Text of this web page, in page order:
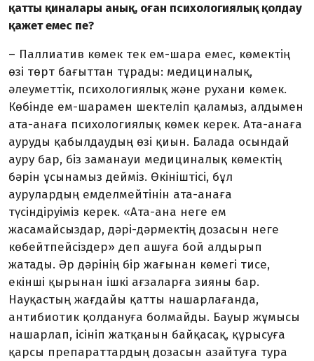
қатты қиналары анық, оған психологиялық қолдау
қажет емес пе?
– Паллиатив көмек тек ем-шара емес, көмектің
өзі төрт бағыттан тұрады: медици­налық,
әлеуметтік, психологиялық және рухани көмек.
Көбінде ем-шарамен шектеліп қаламыз, алдымен
ата-анаға психологиялық көмек керек. Ата-анаға
ауруды қабылдаудың өзі қиын. Балада осындай
ауру бар, біз заманауи медициналық көмектің
бәрін ұсынамыз дейміз. Өкініштісі, бұл
аурулардың емделмейтінін ата-анаға
түсіндіруіміз керек. «Ата-ана неге ем
жасамайсыздар, дәрі-дәрмектің дозасын неге
көбейтпейсіздер» деп ашуға бой алдырып
жатады. Әр дәрінің бір жағынан көмегі тисе,
екінші қырынан ішкі ағзаларға зияны бар.
Науқастың жағдайы қатты нашарлағанда,
антибиотик қолдануға болмайды. Бауыр жұмысы
нашарлап, ісініп жатқанын байқасақ, құрысуға
қарсы препараттардың дозасын азайтуға тура